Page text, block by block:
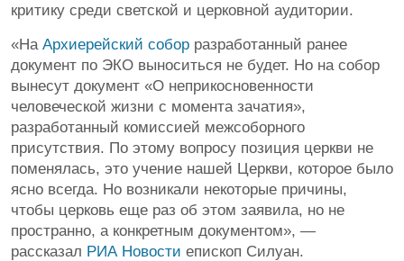
критику среди светской и церковной аудитории.
«На Архиерейский собор разработанный ранее
документ по ЭКО выноситься не будет. Но на собор
вынесут документ «О неприкосновенности
человеческой жизни с момента зачатия»,
разработанный комиссией межсоборного
присутствия. По этому вопросу позиция церкви не
поменялась, это учение нашей Церкви, которое было
ясно всегда. Но возникали некоторые причины,
чтобы церковь еще раз об этом заявила, но не
пространно, а конкретным документом», —
рассказал РИА Новости епископ Силуан.